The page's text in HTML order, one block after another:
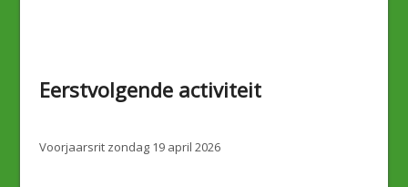
Eerstvolgende activiteit
Voorjaarsrit zondag 19 april 2026